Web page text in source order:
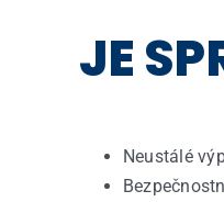
JE
Neustálé